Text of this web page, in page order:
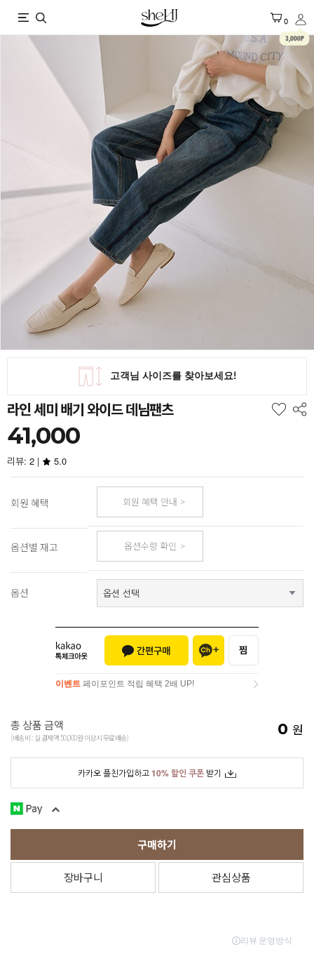
X 0
3,000P
라인 세미 배기 와이드 데님팬츠
41,000
리뷰: 2 | 5.0
회원 혜택 회원 혜택 안내
옵션별 재고 옵션수량 확인
옵션
이벤트 페이포인트 적립 혜택 2배 UP!
총 상품 금액
(배송비 : 실 결제액 50,000원 이상시 무료배송) 0 원
카카오 플친가입하고10% 할인 쿠폰 받기
구매하기
장바구니 관심상품